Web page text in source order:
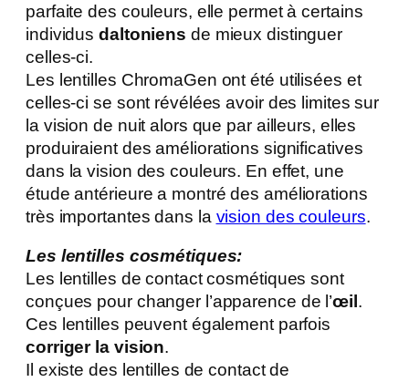
parfaite des couleurs, elle permet à certains
individusdaltoniens de mieux distinguer
celles-ci.
Les lentilles ChromaGen ont été utilisées et
celles-ci se sont révélées avoir des limites sur
la vision de nuit alors que par ailleurs, elles
produiraient des améliorations significatives
dans la vision des couleurs. En effet, une
étude antérieure a montré des améliorations
très importantes dans la vision des couleurs.
Les lentilles cosmétiques:
Les lentilles de contact cosmétiques sont
conçues pour changer l’apparence de l’œil .
Ces lentilles peuvent également parfois
corriger la vision.
Il existe des lentilles de contact de